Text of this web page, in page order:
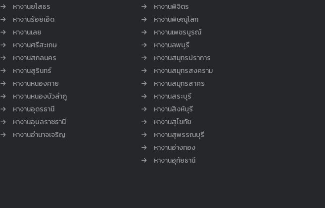
หางานยโสธร
หางานร้อยเอ็ด
หางานเลย
หางานศรีสะเกษ
หางานสกลนคร
หางานสุรินทร์
หางานหนองคาย
หางานหนองบัวลำภู
หางานอุดรธานี
หางานอุบลราชธานี
หางานอำนาจเจริญ
หางานพิจิตร
หางานพิษณุโลก
หางานเพชรบูรณ์
หางานลพบุรี
หางานสมุทรปราการ
หางานสมุทรสงคราม
หางานสมุทรสาคร
หางานสระบุรี
หางานสิงห์บุรี
หางานสุโขทัย
หางานสุพรรณบุรี
หางานอ่างทอง
หางานอุทัยธานี